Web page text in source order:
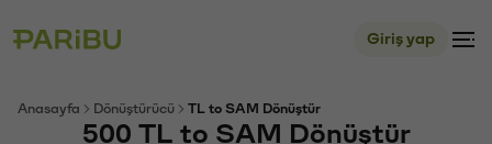
Giriş yap
Anasayfa Dönüştürücü TL to SAM Dönüştür
500 TL to SAM Dönüştür